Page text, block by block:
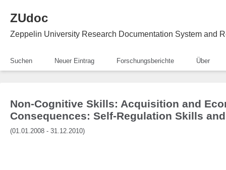
ZUdoc
Zeppelin University Research Documentation System and
Suchen Neuer Eintrag Forschungsberichte Über
Non-Cognitive Skills: Acquisition and
Consequences: Self-Regulation Skills
(01.01.2008 - 31.12.2010)